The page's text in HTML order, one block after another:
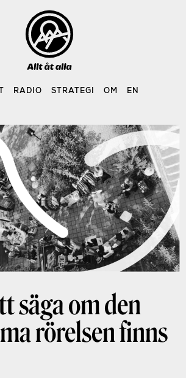
RADIO STRATEGI OM EN
säga om den
rörelsen finns